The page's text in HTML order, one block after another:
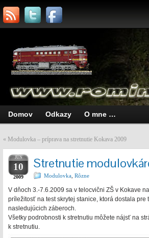
Domov Odkazy O mne …
« Modulovka – príprava na stretnutie Kokava 2009
JÚN
10
2009
Stretnutie
Modulovka Rôzne
V dňoch 3.-7.6.2009 sa v telocvični ZŠ v Kokave
príležitosť na test skrytej stanice, ktorá dostala
nasledujúcich záberoch.
Všetky podrobnosti k stretnutiu môžete nájsť na
k stretnutiu.